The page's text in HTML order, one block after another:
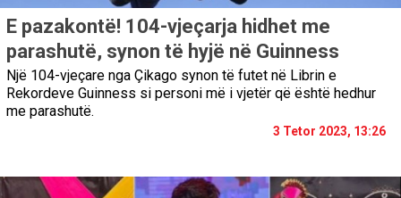
E pazakontë! 104-vjeçarja hidhet me
parashutë, synon të hyjë në Guinness
Një 104-vjeçare nga Çikago synon të futet në Librin e
Rekordeve Guinness si personi më i vjetër që është hedhur
me parashutë.
3 Tetor 2023, 13:26